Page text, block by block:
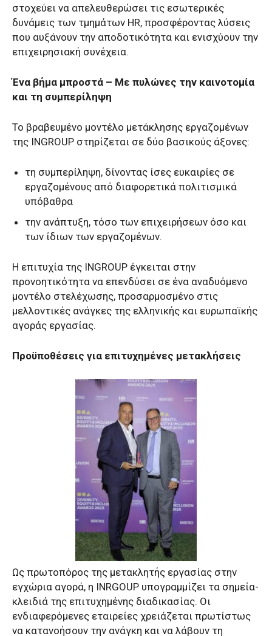
στοχεύει να απελευθερώσει τις εσωτερικές
δυνάμεις των τμημάτων HR, προσφέροντας λύσεις
που αυξάνουν την αποδοτικότητα και ενισχύουν την
επιχειρησιακή συνέχεια.
Ένα βήμα μπροστά – Με πυλώνες την καινοτομία
και τη συμπερίληψη
Το βραβευμένο μοντέλο μετάκλησης εργαζομένων
της INGROUP στηρίζεται σε δύο βασικούς άξονες:
τη συμπερίληψη, δίνοντας ίσες ευκαιρίες σε
εργαζομένους από διαφορετικά πολιτισμικά
υπόβαθρα
την ανάπτυξη, τόσο των επιχειρήσεων όσο και
των ίδιων των εργαζομένων.
Η επιτυχία της INGROUP έγκειται στην
προνοητικότητα να επενδύσει σε ένα αναδυόμενο
μοντέλο στελέχωσης, προσαρμοσμένο στις
μελλοντικές ανάγκες της ελληνικής και ευρωπαϊκής
αγοράς εργασίας.
Προϋποθέσεις για επιτυχημένες μετακλήσεις
Ως πρωτοπόρος της μετακλητής εργασίας στην
εγχώρια αγορά, η INRGOUP υπογραμμίζει τα σημεία-
κλειδιά της επιτυχημένης διαδικασίας. Οι
ενδιαφερόμενες εταιρείες χρειάζεται πρωτίστως
να κατανοήσουν την ανάγκη και να λάβουν τη